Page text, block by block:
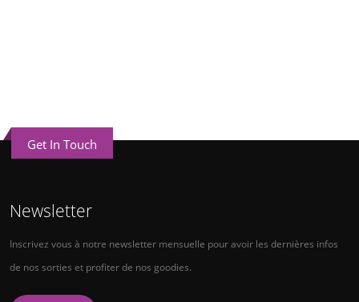
Get In Touch
Newsletter
Inscrivez vous à notre newsletter mensuelle pour avoir les dernières infos
de nos sorties et profiter de nos goodies.